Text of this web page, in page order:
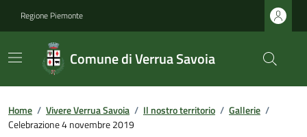
Regione Piemonte
Comune di Verrua Savoia
Home / Vivere Verrua Savoia / Il nostro territorio / Gallerie /
Celebrazione 4 novembre 2019